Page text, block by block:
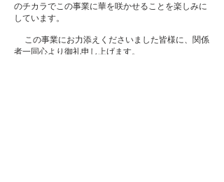
のチカラでこの事業に華を咲かせることを楽しみに
しています。
この事業にお力添えくださいました皆様に、関係
者一同心より御礼申し上げます。